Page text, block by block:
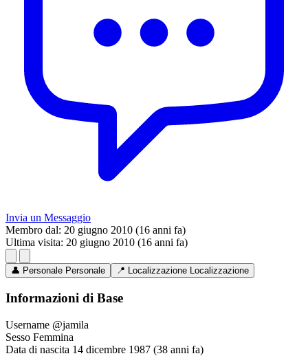
Invia un Messaggio
Membro dal: 20 giugno 2010 (16 anni fa)
Ultima visita: 20 giugno 2010 (16 anni fa)
👤 Personale Personale 📍 Localizzazione Localizzazione
Informazioni di Base
Username @jamila
Sesso Femmina
Data di nascita 14 dicembre 1987 (38 anni fa)